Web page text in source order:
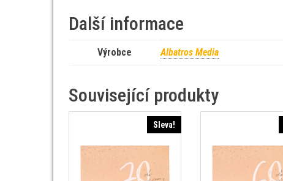
Další informace
Výrobce Albatros Media
Související produkty
Sleva!